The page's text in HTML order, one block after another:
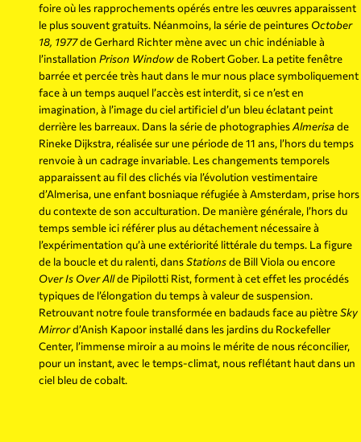
foire où les rapprochements opérés entre les œuvres apparaissent
le plus souvent gratuits. Néanmoins, la série de peintures October
18, 1977de Gerhard Richter mène avec un chic indéniable à
l’installation Prison Windowde Robert Gober. La petite fenêtre
barrée et percée très haut dans le mur nous place symboliquement
face à un temps auquel l’accès est interdit, si ce n’est en
imagination, à l’image du ciel artificiel d’un bleu éclatant peint
derrière les barreaux. Dans la série de photographiesAlmerisade
Rineke Dijkstra, réalisée sur une période de 11 ans, l’hors du temps
renvoie à un cadrage invariable. Les changements temporels
apparaissent au fil des clichés via l’évolution vestimentaire
d’Almerisa, une enfant bosniaque réfugiée à Amsterdam, prise hors
du contexte de son acculturation. De manière générale, l’hors du
temps semble ici référer plus au détachement nécessaire à
l’expérimentation qu’à une extériorité littérale du temps. La figure
de la boucle et du ralenti, dansStationsde Bill Viola ou encore
Over Is Over Allde Pipilotti Rist, forment à cet effet les procédés
typiques de l’élongation du temps à valeur de suspension.
Retrouvant notre foule transformée en badauds face au piètreSky
Mirrord’Anish Kapoor installé dans les jardins du Rockefeller
Center, l’immense miroir a au moins le mérite de nous réconcilier,
pour un instant, avec le temps-climat, nous reflétant haut dans un
ciel bleu de cobalt.